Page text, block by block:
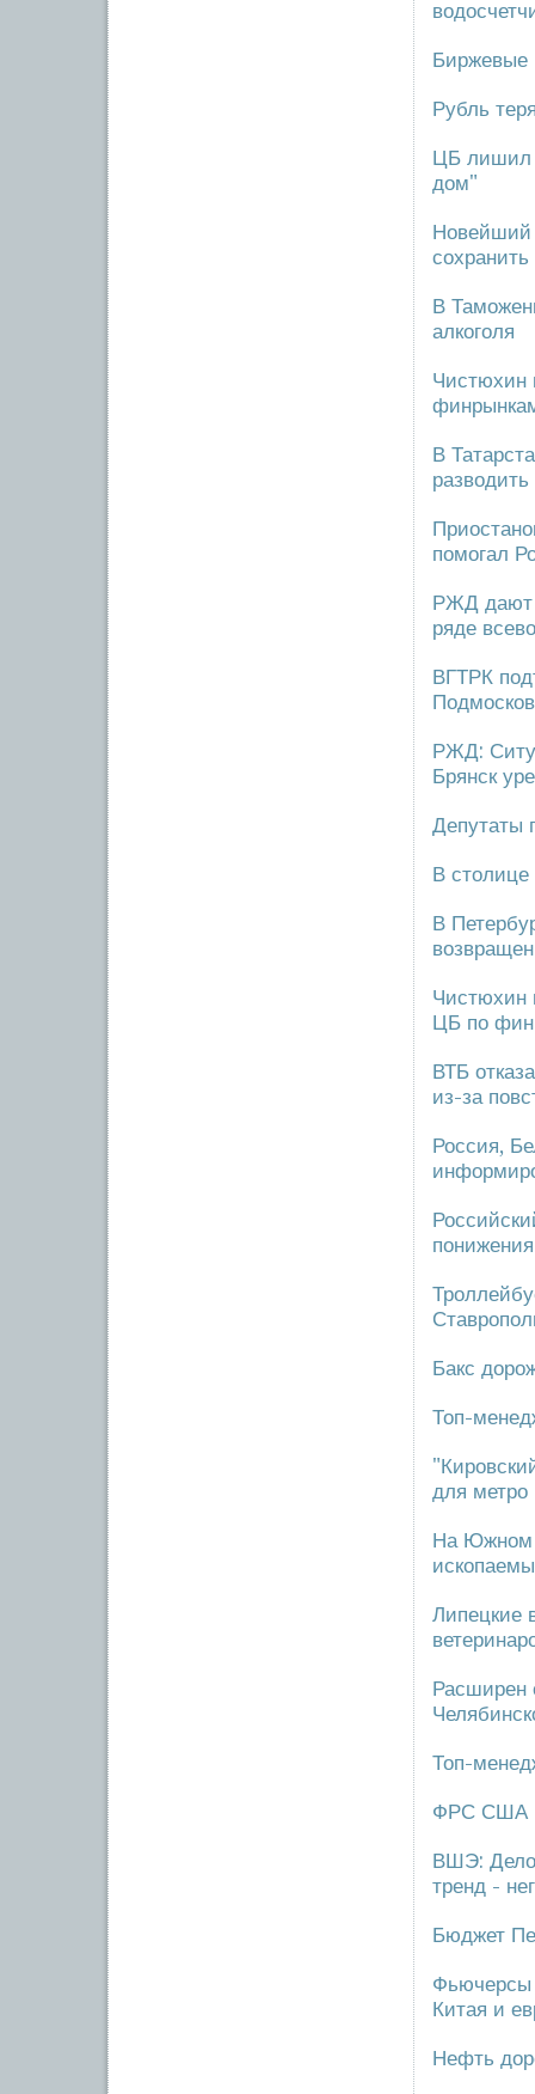
Биржевые
Рубль
ЦБ лишил
дом"
Новейший
В
алкоголя
Чистюхин
В
помогал
РЖД дают
ряде
ВГТРК
РЖД:
Брянск
Депутаты
В столице
В
Чистюхин
ЦБ по
ВТБ
из-за
Россия,
понижения
Бакс
Топ-
для метро
На Южном
Липецкие
Расширен
Топ-
ФРС США
ВШЭ:
тренд -
Бюджет
Фьючерсы
Китая и
Нефть